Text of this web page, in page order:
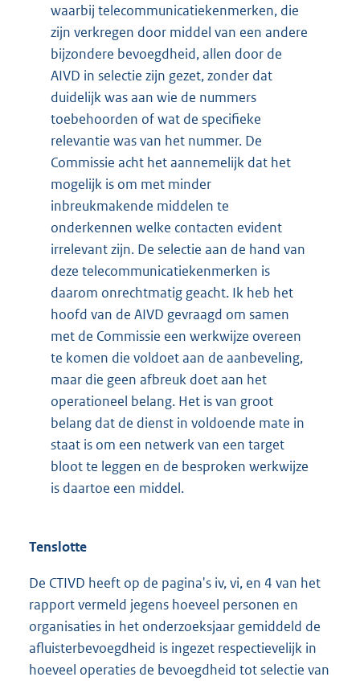
waarbij telecommunicatiekenmerken, die
zijn verkregen door middel van een andere
bijzondere bevoegdheid, allen door de
AIVD in selectie zijn gezet, zonder dat
duidelijk was aan wie de nummers
toebehoorden of wat de specifieke
relevantie was van het nummer. De
Commissie acht het aannemelijk dat het
mogelijk is om met minder
inbreukmakende middelen te
onderkennen welke contacten evident
irrelevant zijn. De selectie aan de hand van
deze telecommunicatiekenmerken is
daarom onrechtmatig geacht. Ik heb het
hoofd van de AIVD gevraagd om samen
met de Commissie een werkwijze overeen
te komen die voldoet aan de aanbeveling,
maar die geen afbreuk doet aan het
operationeel belang. Het is van groot
belang dat de dienst in voldoende mate in
staat is om een netwerk van een target
bloot te leggen en de besproken werkwijze
is daartoe een middel.
Tenslotte
De CTIVD heeft op de pagina's iv, vi, en 4 van het
rapport vermeld jegens hoeveel personen en
organisaties in het onderzoeksjaar gemiddeld de
afluisterbevoegdheid is ingezet respectievelijk in
hoeveel operaties de bevoegdheid tot selectie van